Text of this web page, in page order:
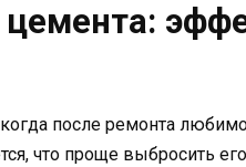
цемента:
после ремонта
что проще выбросить